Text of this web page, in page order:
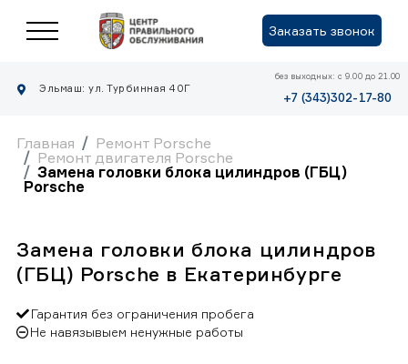
Заказать звонок
Эльмаш: ул. Турбинная 40Г
без выходных: с 9.00 до 21.00
+7 (343)302-17-80
Главная
Ремонт Porsche
Ремонт двигателя Porsche
Замена головки блока цилиндров (ГБЦ)
Porsche
Замена головки блока цилиндров
(ГБЦ) Porsche в Екатеринбурге
Гарантия без ограничения пробега
Не навязывыем ненужные работы